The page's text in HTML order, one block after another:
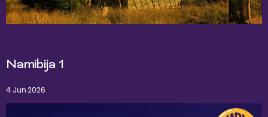
Namibija 1
4 Jun 2026